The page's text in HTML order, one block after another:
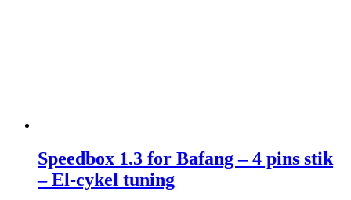
Speedbox 1.3 for Bafang – 4 pins stik
– El-cykel tuning